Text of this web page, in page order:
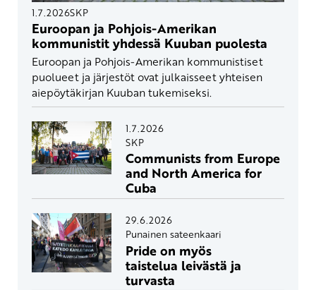
1.7.2026SKP
Euroopan ja Pohjois-Amerikan
kommunistit yhdessä Kuuban puolesta
Euroopan ja Pohjois-Amerikan kommunistiset
puolueet ja järjestöt ovat julkaisseet yhteisen
aiepöytäkirjan Kuuban tukemiseksi.
1.7.2026
SKP
Communists from Europe
and North America for
Cuba
29.6.2026
Punainen sateenkaari
Pride on myös
taistelua leivästä ja
turvasta